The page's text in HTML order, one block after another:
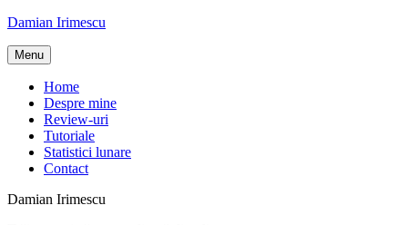
Skip
content
Damian Irimescu
Menu
Home
Despre mine
Review-uri
Tutoriale
Statistici lunare
Contact
Damian Irimescu